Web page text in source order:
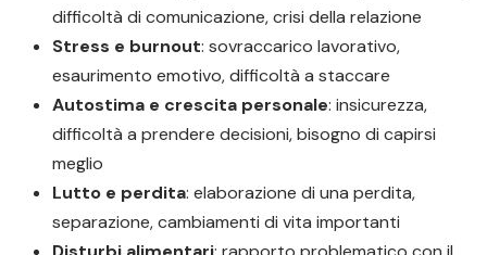
difficoltà di comunicazione, crisi della relazione
Stress e burnout: sovraccarico lavorativo,
esaurimento emotivo, difficoltà a staccare
Autostima e crescita personale: insicurezza,
difficoltà a prendere decisioni, bisogno di capirsi
meglio
Lutto e perdita: elaborazione di una perdita,
separazione, cambiamenti di vita importanti